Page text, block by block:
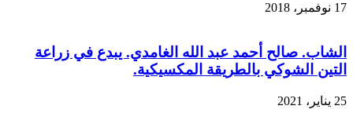
17 نوفمبر، 2018
الشاب. صالح أحمد عبد الله الغامدي. يبدع في زراعة
التين الشوكي بالطريقة المكسيكية.
25 يناير، 2021